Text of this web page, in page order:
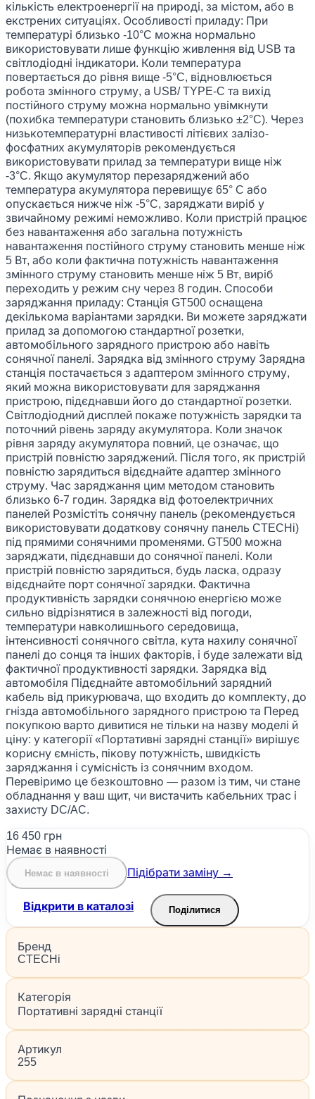
кількість електроенергії на природі, за містом, або в
екстрених ситуаціях. Особливості приладу: При
температурі близько -10°C можна нормально
використовувати лише функцію живлення від USB та
світлодіодні індикатори. Коли температура
повертається до рівня вище -5°C, відновлюється
робота змінного струму, а USB/ TYPE-C та вихід
постійного струму можна нормально увімкнути
(похибка температури становить близько ±2°C). Через
низькотемпературні властивості літієвих залізо-
фосфатних акумуляторів рекомендується
використовувати прилад за температури вище ніж
-3°C. Якщо акумулятор перезаряджений або
температура акумулятора перевищує 65° C або
опускається нижче ніж -5°C, заряджати виріб у
звичайному режимі неможливо. Коли пристрій працює
без навантаження або загальна потужність
навантаження постійного струму становить менше ніж
5 Вт, або коли фактична потужність навантаження
змінного струму становить менше ніж 5 Вт, виріб
переходить у режим сну через 8 годин. Способи
заряджання приладу: Станція GT500 оснащена
декількома варіантами зарядки. Ви можете заряджати
прилад за допомогою стандартної розетки,
автомобільного зарядного пристрою або навіть
сонячної панелі. Зарядка від змінного струму Зарядна
станція постачається з адаптером змінного струму,
який можна використовувати для заряджання
пристрою, підєднавши його до стандартної розетки.
Світлодіодний дисплей покаже потужність зарядки та
поточний рівень заряду акумулятора. Коли значок
рівня заряду акумулятора повний, це означає, що
пристрій повністю заряджений. Після того, як пристрій
повністю зарядиться відєднайте адаптер змінного
струму. Час заряджання цим методом становить
близько 6-7 годин. Зарядка від фотоелектричних
панелей Розмістіть сонячну панель (рекомендується
використовувати додаткову сонячну панель CTECHi)
під прямими сонячними променями. GT500 можна
заряджати, підєднавши до сонячної панелі. Коли
пристрій повністю зарядиться, будь ласка, одразу
відєднайте порт сонячної зарядки. Фактична
продуктивність зарядки сонячною енергією може
сильно відрізнятися в залежності від погоди,
температури навколишнього середовища,
інтенсивності сонячного світла, кута нахилу сонячної
панелі до сонця та інших факторів, і буде залежати від
фактичної продуктивності зарядки. Зарядка від
автомобіля Підєднайте автомобільний зарядний
кабель від прикурювача, що входить до комплекту, до
гнізда автомобільного зарядного пристрою та Перед
покупкою варто дивитися не тільки на назву моделі й
ціну: у категорії «Портативні зарядні станції» вирішує
корисну ємність, пікову потужність, швидкість
заряджання і сумісність із сонячним входом.
Перевіримо це безкоштовно — разом із тим, чи стане
обладнання у ваш щит, чи вистачить кабельних трас і
захисту DC/AC.
16 450 грн
Немає в наявності
Немає в наявності Підібрати заміну →
Відкрити в каталозі Поділитися
Бренд
CTECHi
Категорія
Портативні зарядні станції
Артикул
255